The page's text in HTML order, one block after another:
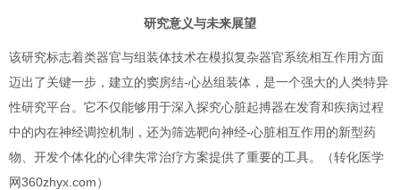
研究意义与未来展望
该研究标志着类器官与组装体技术在模拟复杂器官系统相互作用方面
迈出了关键一步，建立的窦房结-心丛组装体，是一个强大的人类特异
性研究平台。它不仅能够用于深入探究心脏起搏器在发育和疾病过程
中的内在神经调控机制，还为筛选靶向神经-心脏相互作用的新型药
物、开发个体化的心律失常治疗方案提供了重要的工具。（转化医学
网360zhyx.com）